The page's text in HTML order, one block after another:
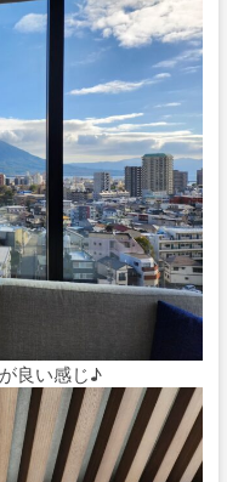
良い感じ♪